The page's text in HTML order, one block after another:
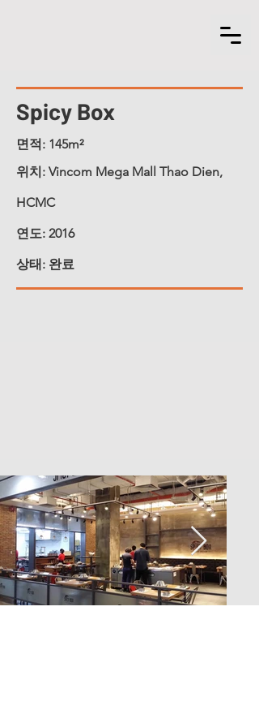
Spicy Box
면적: 145m²
위치: Vincom Mega Mall Thao Dien,
HCMC
연도: 2016
상태: 완료